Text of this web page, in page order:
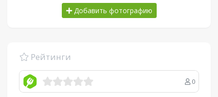
Добавить фотографию
Рейтинги
0